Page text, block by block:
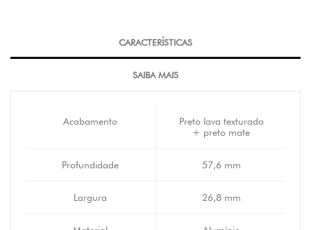
CARACTERÍSTICAS
SAIBA MAIS
Acabamento
Preto lava texturado
+ preto mate
Profundidade 57,6 mm
Largura 26,8 mm